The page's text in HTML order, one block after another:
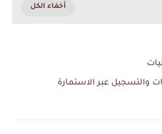
والتسجيل عبر الاستمارة